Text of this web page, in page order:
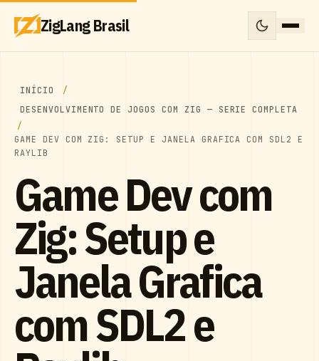
ZigLang Brasil
INÍCIO
DESENVOLVIMENTO DE JOGOS COM ZIG — SERIE COMPLETA
GAME DEV COM ZIG: SETUP E JANELA GRAFICA COM SDL2 E
RAYLIB
Game Dev com
Zig: Setup e
Janela Grafica
com SDL2 e